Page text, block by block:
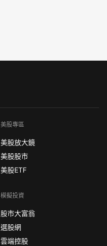
美股專區
美股放大鏡
美股股市
美股ETF
模擬投資
股市大富翁
選股網
雲端控股